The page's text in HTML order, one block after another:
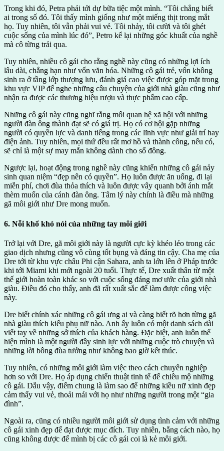
Trong khi đó, Petra phải tới dự bữa tiệc một mình. “Tôi chẳng biết
ai trong số đó. Tôi thấy mình giống như một miếng thịt trong mắt
họ. Tuy nhiên, tôi vẫn phải vui vẻ. Tôi nhảy, tôi cười và tôi ghét
cuộc sống của mình lúc đó”, Petro kể lại những góc khuất của nghề
mà cô từng trải qua.
Tuy nhiên, nhiều cô gái cho rằng nghề này cũng có những lợi ích
lâu dài, chẳng hạn như vốn văn hóa. Những cô gái trẻ, vốn không
sinh ra ở tầng lớp thượng lưu, đánh giá cao việc được góp mặt trong
khu vực VIP để nghe những câu chuyện của giới nhà giàu cũng như
nhận ra được các thương hiệu rượu và thực phẩm cao cấp.
Những cô gái này cũng nghĩ rằng mối quan hệ xã hội với những
người đàn ông thành đạt sẽ có giá trị. Họ có cơ hội gặp những
người có quyền lực và danh tiếng trong các lĩnh vực như giải trí hay
điện ảnh. Tuy nhiên, mọi thứ đều rất mơ hồ và thành công, nếu có,
sẽ chỉ là một sự may mắn không dành cho số đông.
Ngược lại, hoạt động trong nghề này cũng khiến những cô gái nảy
sinh quan niệm “đẹp nên có quyền”. Họ luôn được ăn uống, đi lại
miễn phí, chơi đùa thỏa thích và luôn được vây quanh bởi ánh mắt
thèm muốn của cánh đàn ông. Tâm lý này chính là điều mà những
gã môi giới như Dre mong muốn.
6. Nỗi khổ khó nói của những tay môi giới
Trở lại với Dre, gã môi giới này là người cực kỳ khéo léo trong các
giao dịch nhưng cũng vô cùng tốt bụng và đáng tin cậy. Cha mẹ của
Dre tới từ khu vực châu Phi cận Sahara, anh ta lớn lên ở Pháp trước
khi tới Miami khi mới ngoài 20 tuổi. Thực tế, Dre xuất thân từ một
thế giới hoàn toàn khác so với cuộc sống đáng mơ ước của giới nhà
giàu. Điều đó cho thấy, anh đã rất xuất sắc để làm được công việc
này.
Dre biết chính xác những cô gái ưng ai và càng biết rõ hơn từng gã
nhà giàu thích kiểu phụ nữ nào. Anh ấy luôn có một danh sách dài
viết tay về những sở thích của khách hàng. Đặc biệt, anh luôn thể
hiện mình là một người đầy sinh lực với những cuộc trò chuyện và
những lời bông đùa tưởng như không bao giờ kết thúc.
Tuy nhiên, có những môi giới làm việc theo cách chuyên nghiệp
hơn so với Dre. Họ áp dụng chiến thuật tinh tế để chiêu mộ những
cô gái. Dẫu vậy, điểm chung là làm sao để những kiều nữ xinh đẹp
cảm thấy vui vẻ, thoải mái với họ như những người trong một “gia
đình”.
Ngoài ra, cũng có nhiều người môi giới sử dụng tình cảm với những
cô gái xinh đẹp để đạt được mục đích. Tuy nhiên, bằng cách nào, họ
cũng không được để mình bị các cô gái coi là kẻ môi giới.